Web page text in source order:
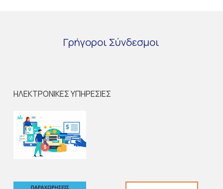
Γρήγοροι Σύνδεσμοι
ΗΛΕΚΤΡΟΝΙΚΕΣ ΥΠΗΡΕΣΙΕΣ